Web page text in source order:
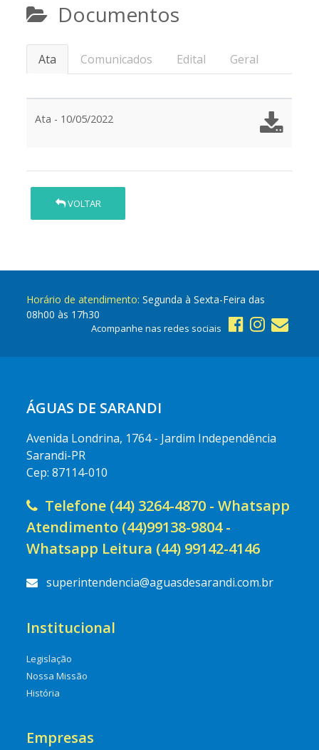
Documentos
Ata Comunicados Edital Geral
Ata - 10/05/2022
VOLTAR
Horário de atendimento: Segunda à Sexta-Feira das
08h00 às 17h30
Acompanhe nas redes sociais
ÁGUAS DE SARANDI
Avenida Londrina, 1764 - Jardim Independência
Sarandi-PR
Cep: 87114-010
Telefone (44) 3264-4870 - Whatsapp
Atendimento (44)99138-9804 -
Whatsapp Leitura (44) 99142-4146
superintendencia@aguasdesarandi.com.br
Institucional
Legislação
Nossa Missão
História
Empresas